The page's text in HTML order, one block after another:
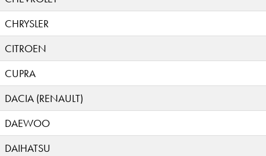
CHRYSLER
CITROEN
CUPRA
DACIA (RENAULT)
DAEWOO
DAIHATSU